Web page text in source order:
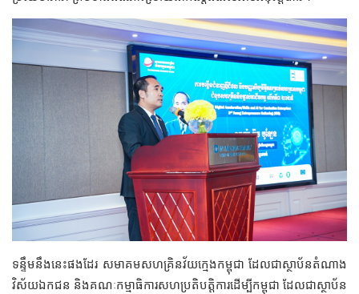
ទន្ទឹមនឹងនេះផងដែរ សមាគមសហគ្រិនវ័យក្មេងកម្ពុជា ដែលជាស្ថាប័នតំណាង
វិស័យឯកជន និងគណៈកម្មាធិការសហប្រតិបត្តិការដើម្បីកម្ពុជា ដែលជាស្ថាប័ន